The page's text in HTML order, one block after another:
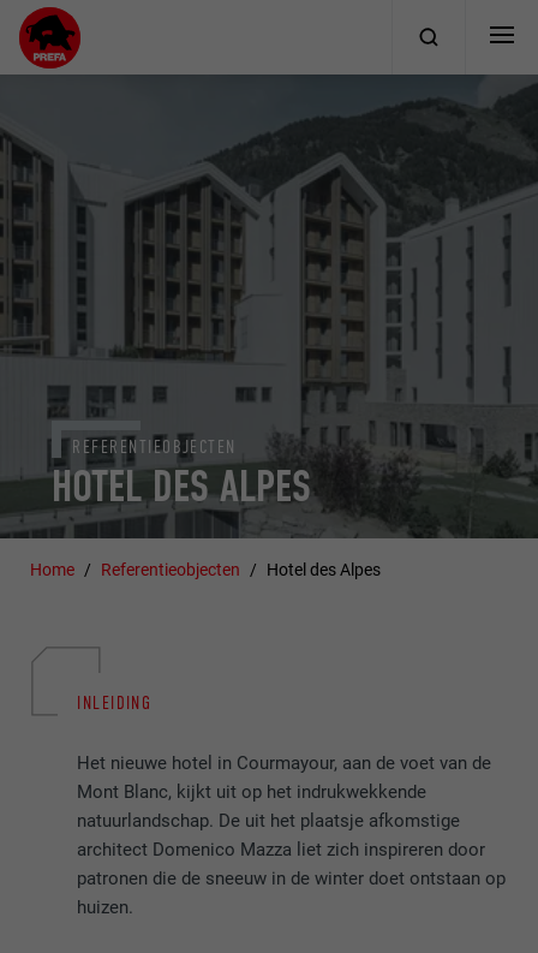
HOTEL DES ALPES
REFERENTIEOBJECTEN
Home Referentieobjecten Hotel des Alpes
INLEIDING
Het nieuwe hotel in Courmayour, aan de voet van de
Mont Blanc, kijkt uit op het indrukwekkende
natuurlandschap. De uit het plaatsje afkomstige
architect Domenico Mazza liet zich inspireren door
patronen die de sneeuw in de winter doet ontstaan op
huizen.